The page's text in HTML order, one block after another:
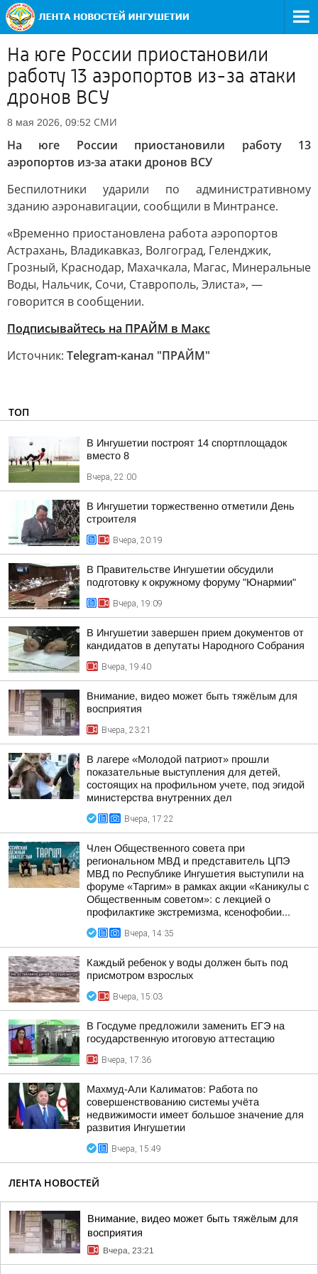
На юге России приостановили
работу 13 аэропортов из-за атаки
дронов ВСУ
8 мая 2026, 09:52 СМИ
На юге России приостановили работу 13
аэропортов из-за атаки дронов ВСУ
Беспилотники ударили по административному
зданию аэронавигации, сообщили в Минтрансе.
«Временно приостановлена работа аэропортов
Астрахань, Владикавказ, Волгоград, Геленджик,
Грозный, Краснодар, Махачкала, Магас, Минеральные
Воды, Нальчик, Сочи, Ставрополь, Элиста», —
говорится в сообщении.
Подписывайтесь на ПРАЙМ в Макс
Источник: Telegram-канал "ПРАЙМ"
ТОП
В Ингушетии построят 14 спортплощадок
вместо 8
Вчера, 22:00
В Ингушетии торжественно отметили День
строителя
Вчера, 20:19
В Правительстве Ингушетии обсудили
подготовку к окружному форуму "Юнармии"
Вчера, 19:09
В Ингушетии завершен прием документов от
кандидатов в депутаты Народного Собрания
Вчера, 19:40
Внимание, видео может быть тяжёлым для
восприятия
Вчера, 23:21
В лагере «Молодой патриот» прошли
показательные выступления для детей,
состоящих на профильном учете, под эгидой
министерства внутренних дел
Вчера, 17:22
Член Общественного совета при
региональном МВД и представитель ЦПЭ
МВД по Республике Ингушетия выступили на
форуме «Таргим» в рамках акции «Каникулы с
Общественным советом»: с лекцией о
профилактике экстремизма, ксенофобии...
Вчера, 14:35
Каждый ребенок у воды должен быть под
присмотром взрослых
Вчера, 15:03
В Госдуме предложили заменить ЕГЭ на
государственную итоговую аттестацию
Вчера, 17:36
Махмуд-Али Калиматов: Работа по
совершенствованию системы учёта
недвижимости имеет большое значение для
развития Ингушетии
Вчера, 15:49
ЛЕНТА НОВОСТЕЙ
Внимание, видео может быть тяжёлым для
восприятия
Вчера, 23:21